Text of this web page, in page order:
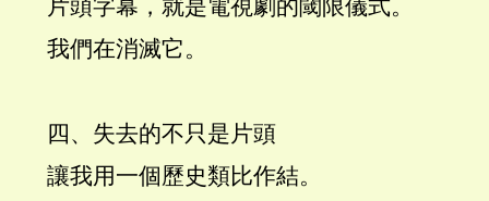
片頭字幕，就是電視劇的閾限儀式。
我們在消滅它。
四、失去的不只是片頭
讓我用一個歷史類比作結。